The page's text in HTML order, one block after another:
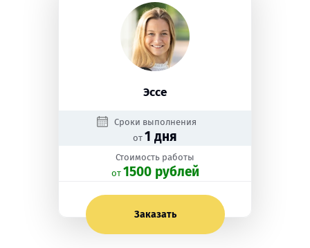
Эссе
Сроки выполнения
от 1 дня
Стоимость работы
oт 1500 рублей
Заказать